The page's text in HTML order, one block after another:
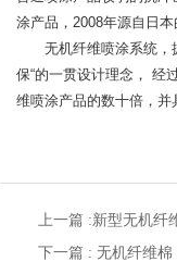
涂产品， 2008年源自日
无机纤维喷涂系统，拥
保“的一贯设计理念， 经
维喷涂产品的数十倍，
上一篇 :新型无机纤
下一篇 : 无机纤维棉